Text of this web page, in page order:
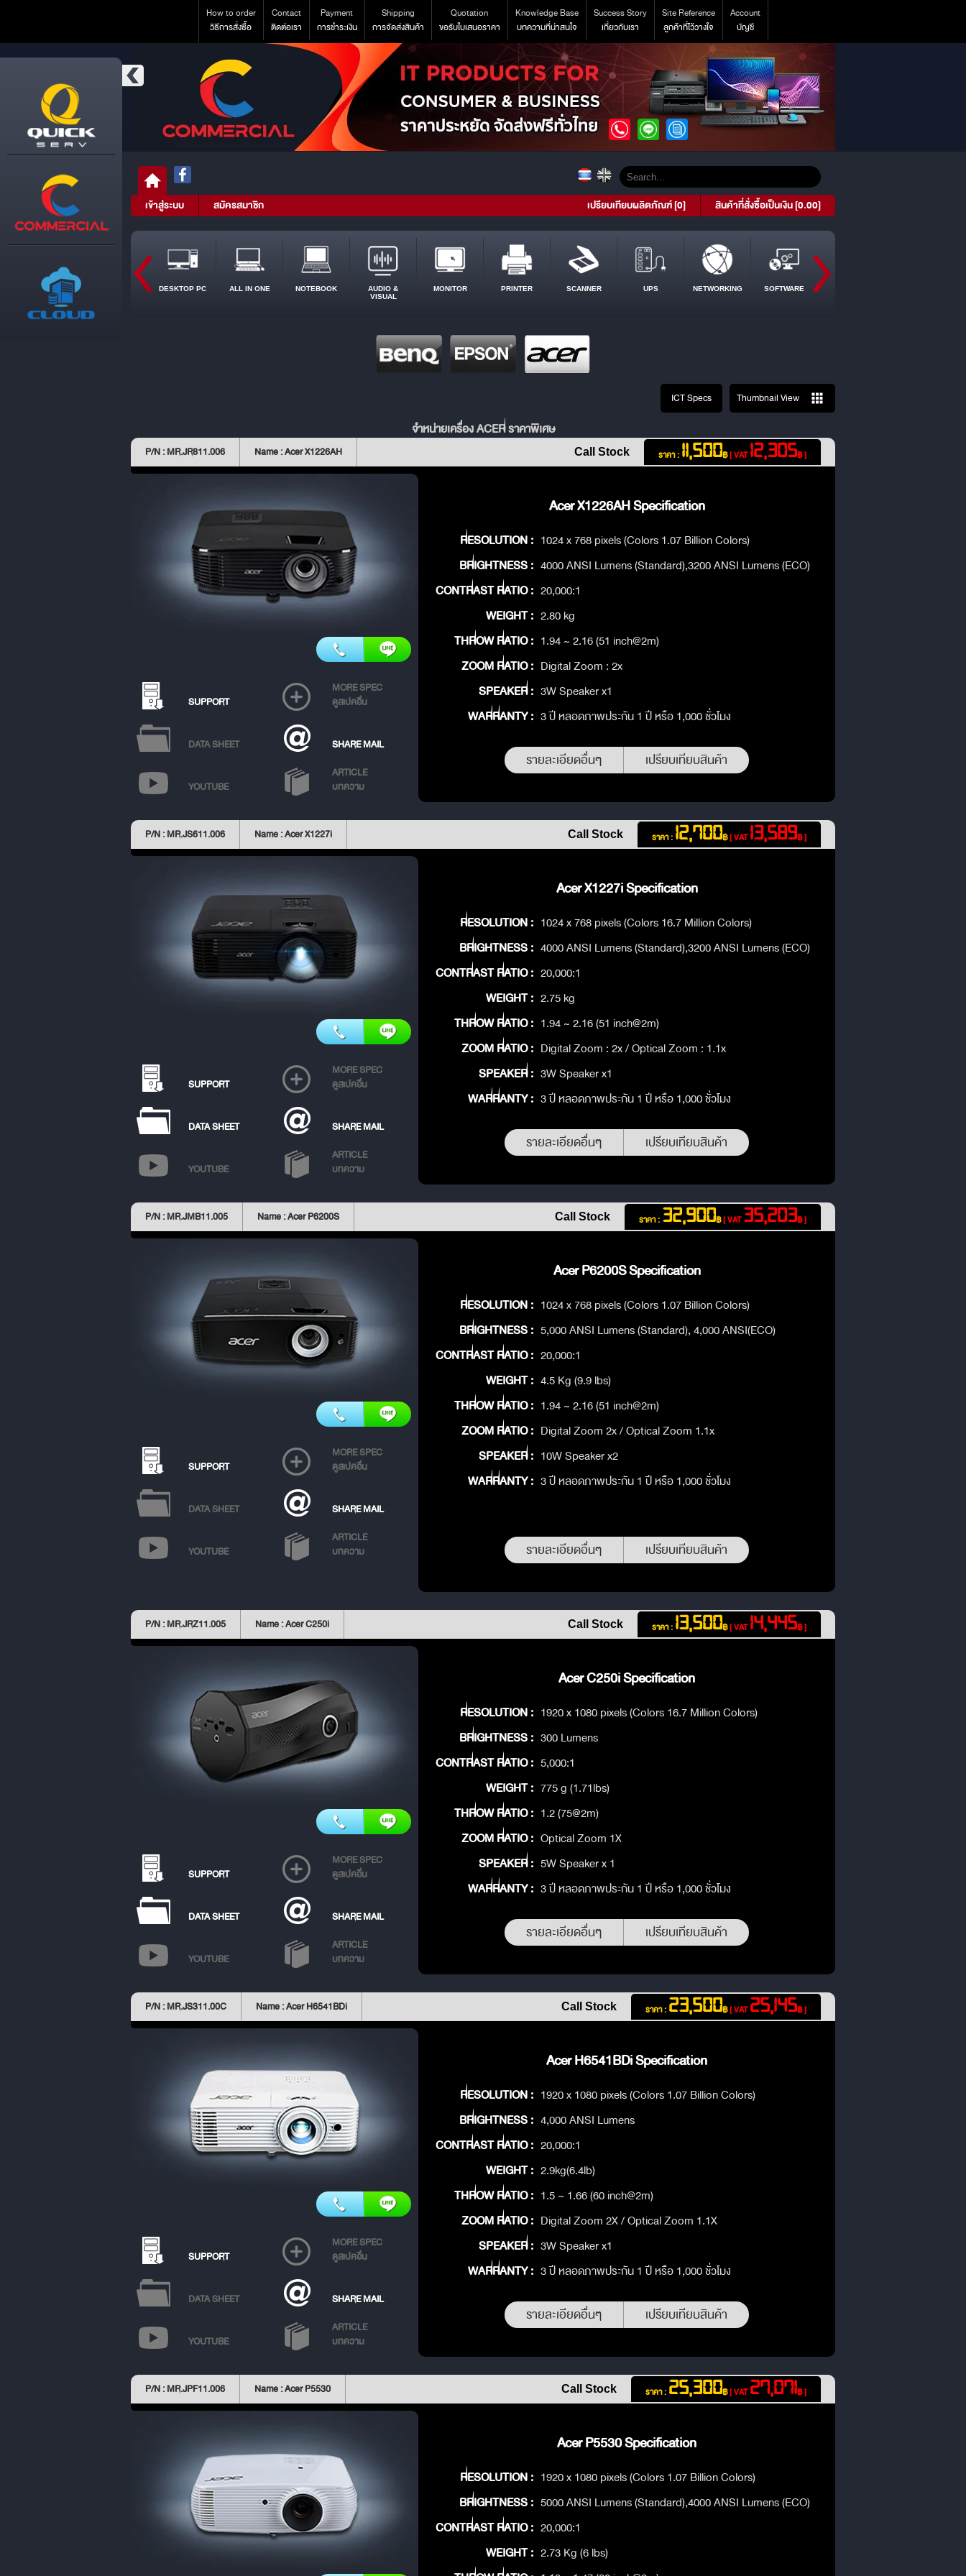
How to order
วิธีการสั่งซื้อ
Contact
ติดต่อเรา
Payment
การชำระเงิน
Shipping
การจัดส่งสินค้า
Quotation
ขอรับใบเสนอราคา
Knowledge Base
บทความที่น่าสนใจ
Success Story
เกี่ยวกับเรา
Site Reference
ลูกค้าที่ไว้วางใจ
Account
บัญชี
เข้าสู่ระบบ สมัครสมาชิก สินค้าที่สั่งซื้อเป็นเงิน [0.00]
เปรียบเทียบผลิตภัณฑ์ [0]
DESKTOP PC ALL IN ONE NOTEBOOK
AUDIO &
VISUAL
MONITOR PRINTER SCANNER UPS NETWORKING SOFTWARE
ICT Specs Thumbnail View
จำหน่ายเครื่อง ACER ราคาพิเศษ
P/N : MR.JR811.006 Name : Acer X1226AH ราคา : 11,500฿[ VAT12,305฿ ]
Call Stock
SUPPORT
MORE SPEC
ดูสเปคอื่น
DATA SHEET SHARE MAIL
YOUTUBE
ARTICLE
บทความ
Acer X1226AH Specification
RESOLUTION : 1024 x 768 pixels (Colors 1.07 Billion Colors)
BRIGHTNESS : 4000 ANSI Lumens (Standard),3200 ANSI Lumens (ECO)
CONTRAST RATIO : 20,000:1
WEIGHT : 2.80 kg
THROW RATIO : 1.94 ~ 2.16 (51 inch@2m)
ZOOM RATIO : Digital Zoom : 2x
SPEAKER : 3W Speaker x1
WARRANTY : 3 ปี หลอดภาพประกัน 1 ปี หรือ 1,000 ชั่วโมง
รายละเอียดอื่นๆ เปรียบเทียบสินค้า
P/N : MR.JS611.006 Name : Acer X1227i ราคา : 12,700฿[ VAT13,589฿ ]
Call Stock
SUPPORT
MORE SPEC
ดูสเปคอื่น
DATA SHEET SHARE MAIL
YOUTUBE
ARTICLE
บทความ
Acer X1227i Specification
RESOLUTION : 1024 x 768 pixels (Colors 16.7 Million Colors)
BRIGHTNESS : 4000 ANSI Lumens (Standard),3200 ANSI Lumens (ECO)
CONTRAST RATIO : 20,000:1
WEIGHT : 2.75 kg
THROW RATIO : 1.94 ~ 2.16 (51 inch@2m)
ZOOM RATIO : Digital Zoom : 2x / Optical Zoom : 1.1x
SPEAKER : 3W Speaker x1
WARRANTY : 3 ปี หลอดภาพประกัน 1 ปี หรือ 1,000 ชั่วโมง
รายละเอียดอื่นๆ เปรียบเทียบสินค้า
P/N : MR.JMB11.005 Name : Acer P6200S ราคา : 32,900฿[ VAT35,203฿ ]
Call Stock
SUPPORT
MORE SPEC
ดูสเปคอื่น
DATA SHEET SHARE MAIL
YOUTUBE
ARTICLE
บทความ
Acer P6200S Specification
RESOLUTION : 1024 x 768 pixels (Colors 1.07 Billion Colors)
BRIGHTNESS : 5,000 ANSI Lumens (Standard), 4,000 ANSI(ECO)
CONTRAST RATIO : 20,000:1
WEIGHT : 4.5 Kg (9.9 lbs)
THROW RATIO : 1.94 ~ 2.16 (51 inch@2m)
ZOOM RATIO : Digital Zoom 2x / Optical Zoom 1.1x
SPEAKER : 10W Speaker x2
WARRANTY : 3 ปี หลอดภาพประกัน 1 ปี หรือ 1,000 ชั่วโมง
รายละเอียดอื่นๆ เปรียบเทียบสินค้า
P/N : MR.JRZ11.005 Name : Acer C250i ราคา : 13,500฿[ VAT14,445฿ ]
Call Stock
SUPPORT
MORE SPEC
ดูสเปคอื่น
DATA SHEET SHARE MAIL
YOUTUBE
ARTICLE
บทความ
Acer C250i Specification
RESOLUTION : 1920 x 1080 pixels (Colors 16.7 Million Colors)
BRIGHTNESS : 300 Lumens
CONTRAST RATIO : 5,000:1
WEIGHT : 775 g (1.71lbs)
THROW RATIO : 1.2 (75@2m)
ZOOM RATIO : Optical Zoom 1X
SPEAKER : 5W Speaker x 1
WARRANTY : 3 ปี หลอดภาพประกัน 1 ปี หรือ 1,000 ชั่วโมง
รายละเอียดอื่นๆ เปรียบเทียบสินค้า
P/N : MR.JS311.00C Name : Acer H6541BDi ราคา : 23,500฿[ VAT25,145฿ ]
Call Stock
SUPPORT
MORE SPEC
ดูสเปคอื่น
DATA SHEET SHARE MAIL
YOUTUBE
ARTICLE
บทความ
Acer H6541BDi Specification
RESOLUTION : 1920 x 1080 pixels (Colors 1.07 Billion Colors)
BRIGHTNESS : 4,000 ANSI Lumens
CONTRAST RATIO : 20,000:1
WEIGHT : 2.9kg(6.4lb)
THROW RATIO : 1.5 ~ 1.66 (60 inch@2m)
ZOOM RATIO : Digital Zoom 2X / Optical Zoom 1.1X
SPEAKER : 3W Speaker x1
WARRANTY : 3 ปี หลอดภาพประกัน 1 ปี หรือ 1,000 ชั่วโมง
รายละเอียดอื่นๆ เปรียบเทียบสินค้า
P/N : MR.JPF11.006 Name : Acer P5530 ราคา : 25,300฿[ VAT27,071฿ ]
Call Stock
Acer P5530 Specification
RESOLUTION : 1920 x 1080 pixels (Colors 1.07 Billion Colors)
BRIGHTNESS : 5000 ANSI Lumens (Standard),4000 ANSI Lumens (ECO)
CONTRAST RATIO : 20,000:1
WEIGHT : 2.73 Kg (6 lbs)